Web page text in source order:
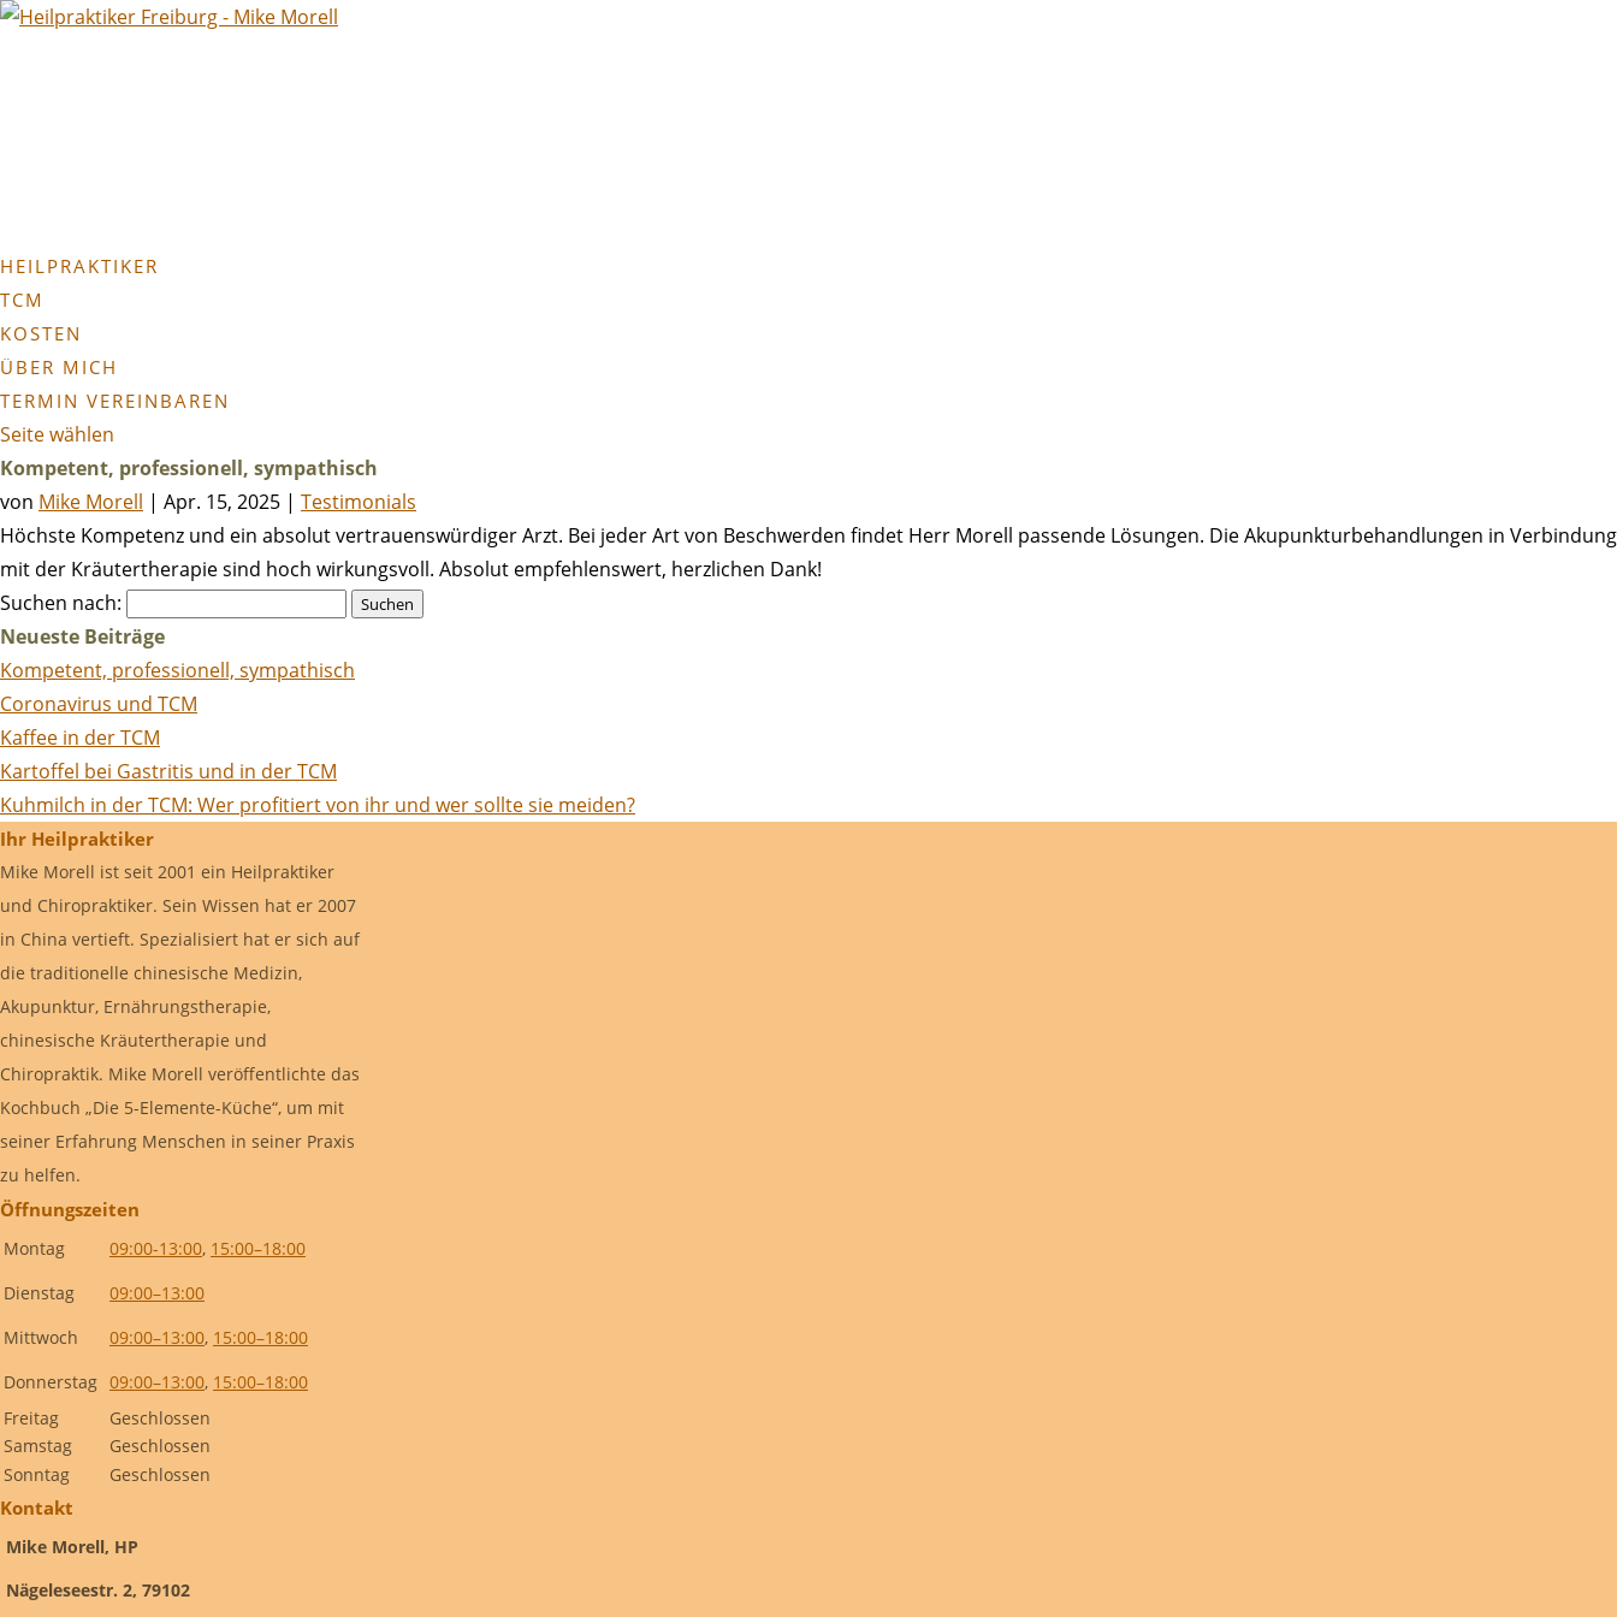
HEILPRAKTIKER
TCM
KOSTEN
ÜBER MICH
TERMIN VEREINBAREN
Seite wählen
Kompetent, professionell, sympathisch
von Mike Morell | Apr. 15, 2025 | Testimonials
Höchste Kompetenz und ein absolut vertrauenswürdiger Arzt. Bei jeder Art von Beschwerden findet Herr Morell passende Lösungen. Die Akupunkturbehandlungen in Verbindung
mit der Kräutertherapie sind hoch wirkungsvoll. Absolut empfehlenswert, herzlichen Dank!
Suchen nach:
Neueste Beiträge
Kompetent, professionell, sympathisch
Coronavirus und TCM
Kaffee in der TCM
Kartoffel bei Gastritis und in der TCM
Kuhmilch in der TCM: Wer profitiert von ihr und wer sollte sie meiden?
Ihr Heilpraktiker
Mike Morell ist seit 2001 ein Heilpraktiker
und Chiropraktiker. Sein Wissen hat er 2007
in China vertieft. Spezialisiert hat er sich auf
die traditionelle chinesische Medizin,
Akupunktur, Ernährungstherapie,
chinesische Kräutertherapie und
Chiropraktik. Mike Morell veröffentlichte das
Kochbuch „Die 5-Elemente-Küche“, um mit
seiner Erfahrung Menschen in seiner Praxis
zu helfen.
Öffnungszeiten
Montag 09:00-13:00, 15:00–18:00
Dienstag
09:00–13:00
Mittwoch
09:00–13:00, 15:00–18:00
Donnerstag 09:00–13:00, 15:00–18:00
Freitag
Geschlossen
Samstag
Geschlossen
Sonntag
Geschlossen
Kontakt
Mike Morell, HP
Nägeleseestr. 2, 79102